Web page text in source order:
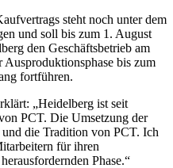
steht noch unter dem
und soll bis zum 1. August
den Geschäftsbetrieb am
bis zum
fortführen.
„Heidelberg ist seit
PCT. Die Umsetzung der
die Tradition von PCT. Ich
für ihren
Phase.“